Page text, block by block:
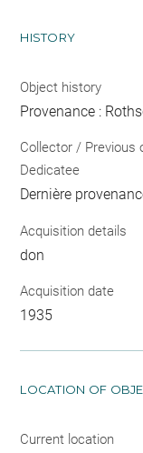
HISTORY
Object history
Provenance :
Collector /
Dedicatee
Dernière
Acquisition details
don
Acquisition date
1935
LOCATION OF
Current location